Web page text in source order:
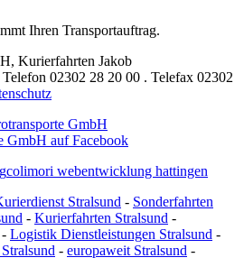
Ihren Transportauftrag.
Kurierfahrten Jakob
Telefon 02302 28 20 00 . Telefax 02302
GmbH
GmbH auf Facebook
colimori webentwicklung hattingen
Stralsund - Sonderfahrten
- Kurierfahrten Stralsund -
- Logistik Dienstleistungen Stralsund -
- europaweit Stralsund -